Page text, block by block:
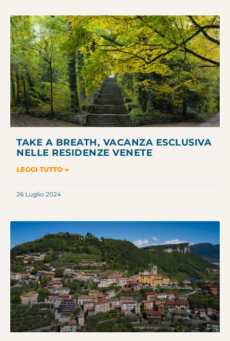
TAKE A BREATH, VACANZA ESCLUSIVA
NELLE RESIDENZE VENETE
LEGGI TUTTO »
26 Luglio 2024